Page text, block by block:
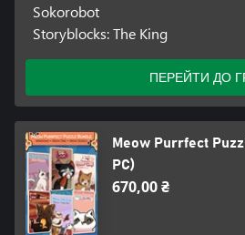
Sokorobot
Storyblocks: The King
ПЕРЕЙТИ ДО
Meow Purrfect
PC)
670,00 ₴